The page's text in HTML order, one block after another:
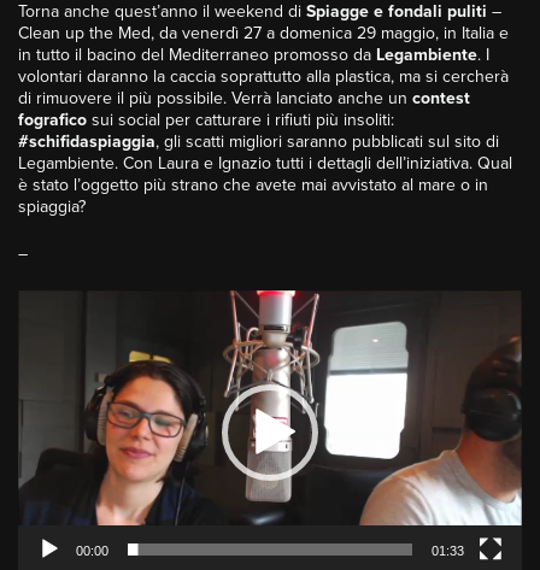
Torna anche quest’anno il weekend di Spiagge e fondali puliti –
Clean up the Med, da venerdì 27 a domenica 29 maggio, in Italia e
in tutto il bacino del Mediterraneo promosso da Legambiente. I
volontari daranno la caccia soprattutto alla plastica, ma si cercherà
di rimuovere il più possibile. Verrà lanciato anche un contest
fografico sui social per catturare i rifiuti più insoliti:
#schifidaspiaggia, gli scatti migliori saranno pubblicati sul sito di
Legambiente. Con Laura e Ignazio tutti i dettagli dell’iniziativa. Qual
è stato l’oggetto più strano che avete mai avvistato al mare o in
spiaggia?
–
00:00 01:33